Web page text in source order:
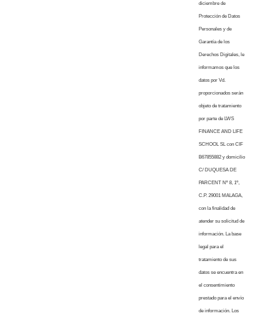
diciembre de
Protección de Datos
Personales y de
Garantía de los
Derechos Digitales, le
informamos que los
datos por Vd.
proporcionados serán
objeto de tratamiento
por parte de LWS
FINANCE AND LIFE
SCHOOL SL con CIF
B67855882 y domicilio
C/ DUQUESA DE
PARCENT Nº 8, 1º,
C.P. 29001 MALAGA,
con la finalidad de
atender su solicitud de
información. La base
legal para el
tratamiento de sus
datos se encuentra en
el consentimiento
prestado para el envío
de información. Los